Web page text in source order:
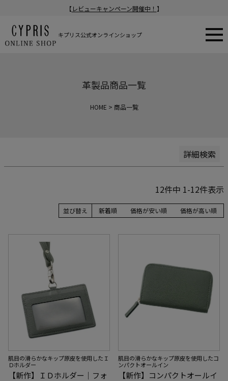
【 レビューキャンペーン開催中！ 】
キプリス公式オンラインショップ
革製品商品一覧
HOME 商品一覧
詳細検索
登録順
価格が安い順
価格が高い順
並び替え 価格が安い順 価格が高い順
新着順
12件中 1-12件表示
肌目の滑らかなキップ原皮を使用したＩ
Ｄホルダー
【新作】ＩＤホルダー｜フォ
肌目の滑らかなキップ原皮を使用したコ
ンパクトオールイン
【新作】コンパクトオールイ